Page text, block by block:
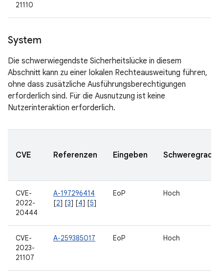
21110
System
Die schwerwiegendste Sicherheitslücke in diesem
Abschnitt kann zu einer lokalen Rechteausweitung führen,
ohne dass zusätzliche Ausführungsberechtigungen
erforderlich sind. Für die Ausnutzung ist keine
Nutzerinteraktion erforderlich.
CVE Referenzen Eingeben Schweregrad
CVE-
2022-
20444
A-197296414
[2] [3] [4] [5]
EoP Hoch
CVE-
2023-
21107
A-259385017 EoP Hoch